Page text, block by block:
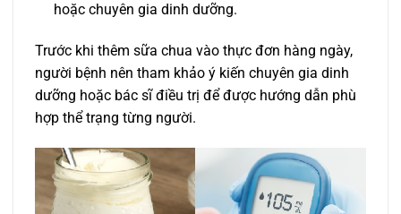
hoặc chuyên gia dinh dưỡng.
Trước khi thêm sữa chua vào thực đơn hàng ngày,
người bệnh nên tham khảo ý kiến chuyên gia dinh
dưỡng hoặc bác sĩ điều trị để được hướng dẫn phù
hợp thể trạng từng người.